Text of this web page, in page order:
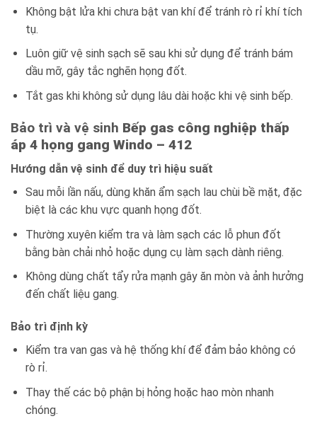
Không bật lửa khi chưa bật van khí để tránh rò rỉ khí tích
tụ.
Luôn giữ vệ sinh sạch sẽ sau khi sử dụng để tránh bám
dầu mỡ, gây tắc nghẽn họng đốt.
Tắt gas khi không sử dụng lâu dài hoặc khi vệ sinh bếp.
Bảo trì và vệ sinh Bếp gas công nghiệp thấp
áp 4 họng gang Windo – 412
Hướng dẫn vệ sinh để duy trì hiệu suất
Sau mỗi lần nấu, dùng khăn ẩm sạch lau chùi bề mặt, đặc
biệt là các khu vực quanh họng đốt.
Thường xuyên kiểm tra và làm sạch các lỗ phun đốt
bằng bàn chải nhỏ hoặc dụng cụ làm sạch dành riêng.
Không dùng chất tẩy rửa mạnh gây ăn mòn và ảnh hưởng
đến chất liệu gang.
Bảo trì định kỳ
Kiểm tra van gas và hệ thống khí để đảm bảo không có
rò rỉ.
Thay thế các bộ phận bị hỏng hoặc hao mòn nhanh
chóng.